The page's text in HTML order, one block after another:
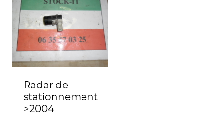
Radar de
stationnement
>2004